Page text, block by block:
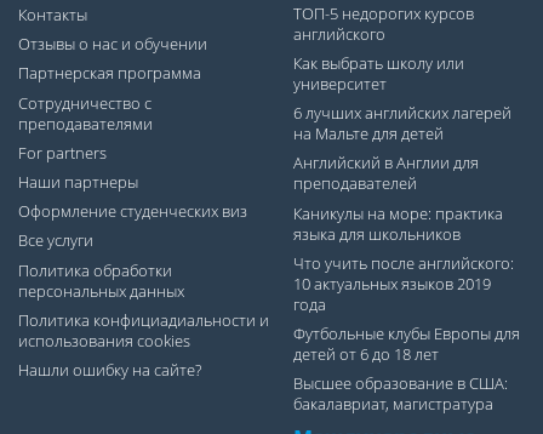
Контакты
Отзывы о нас и обучении
Партнерская программа
Сотрудничество с
преподавателями
For partners
Наши партнеры
Оформление студенческих виз
Все услуги
Политика обработки
персональных данных
Политика конфициадиальности и
использования cookies
Нашли ошибку на сайте?
ТОП-5 недорогих курсов
английского
Как выбрать школу или
университет
6 лучших английских лагерей
на Мальте для детей
Английский в Англии для
преподавателей
Каникулы на море: практика
языка для школьников
Что учить после английского:
10 актуальных языков 2019
года
Футбольные клубы Европы для
детей от 6 до 18 лет
Высшее образование в США:
бакалавриат, магистратура